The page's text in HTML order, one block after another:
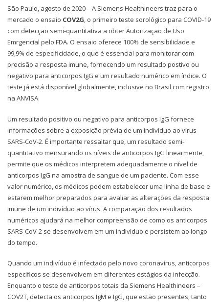
São Paulo, agosto de 2020 – A Siemens Healthineers traz para o
mercado o ensaio COV2G, o primeiro teste sorológico para COVID-19
com detecção semi-quantitativa a obter Autorização de Uso
Emrgencial pelo FDA. O ensaio oferece 100% de sensibilidade e
99,9% de especificidade, o que é essencial para monitorar com
precisão a resposta imune, fornecendo um resultado postivo ou
negativo para anticorpos IgG e um resultado numérico em índice. O
teste já está disponível globalmente, inclusive no Brasil com registro
na ANVISA.
Um resultado positivo ou negativo para anticorpos IgG fornece
informações sobre a exposição prévia de um indivíduo ao vírus
SARS-CoV-2. É importante ressaltar que, um resultado semi-
quantitativo mensurando os níveis de anticorpos IgG linearmente,
permite que os médicos interpretem adequadamente o nível de
anticorpos IgG na amostra de sangue de um paciente. Com esse
valor numérico, os médicos podem estabelecer uma linha de base e
estarem melhor preparados para avaliar as alterações da resposta
imune de um indivíduo ao vírus. A comparação dos resultados
numéricos ajudará na melhor compreensão de como os anticorpos
SARS-CoV-2 se desenvolvem em um indivíduo e persistem ao longo
do tempo.
Quando um indivíduo é infectado pelo novo coronavírus, anticorpos
específicos se desenvolvem em diferentes estágios da infecção.
Enquanto o teste de anticorpos totais da Siemens Healthineers –
COV2T, detecta os anticorpos IgM e IgG, que estão presentes, tanto